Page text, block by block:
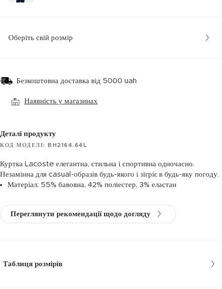
Оберіть свій розмір
Безкоштовна доставка від 5000 uah
Наявність у магазинах
Деталі продукту
КОД МОДЕЛІ: BH2164.64L
Куртка Lacoste елегантна, стильна і спортивна одночасно.
Незамінна для casual-образів будь-якого і зігріє в будь-яку погоду.
Матеріал: 55% бавовна, 42% поліестер, 3% еластан
Переглянути рекомендації щодо догляду
Таблиця розмірів